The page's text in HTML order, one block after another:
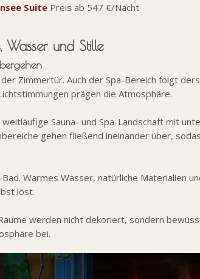
SuitePreis ab 547 €/Nacht
Wasser und Stille
Zimmertür. Auch der Spa-Bereich folgt
prägen die Atmosphäre.
Sauna- und Spa-Landschaft mit
gehen fließend ineinander über,
Warmes Wasser, natürliche Materialien
löst.
werden nicht dekoriert, sondern
bei.